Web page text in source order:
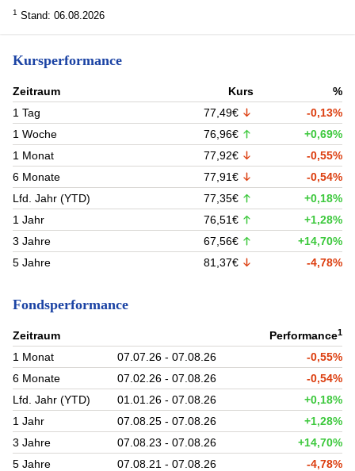
1 Stand: 06.08.2026
Kursperformance
Zeitraum Kurs
%
1 Tag
77,49€
-0,13%
1 Woche
76,96€
+0,69%
1 Monat
77,92€
-0,55%
6 Monate
77,91€
-0,54%
Lfd. Jahr (YTD)
77,35€
+0,18%
1 Jahr
76,51€
+1,28%
3 Jahre
67,56€
+14,70%
5 Jahre
81,37€ -4,78%
Fondsperformance
Zeitraum Performance1
1 Monat 07.07.26 - 07.08.26
-0,55%
6 Monate
07.02.26 - 07.08.26
-0,54%
Lfd. Jahr (YTD)
01.01.26 - 07.08.26
+0,18%
1 Jahr
07.08.25 - 07.08.26
+1,28%
3 Jahre
07.08.23 - 07.08.26
+14,70%
5 Jahre
07.08.21 - 07.08.26
-4,78%